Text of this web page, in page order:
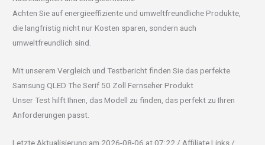
Achten Sie auf energieeffiziente und umweltfreundliche Produkte,
die langfristig nicht nur Kosten sparen, sondern auch
umweltfreundlich sind.
Mit unserem Vergleich und Testbericht finden Sie das perfekte
Samsung QLED The Serif 50 Zoll Fernseher Produkt
Unser Test hilft Ihnen, das Modell zu finden, das perfekt zu Ihren
Anforderungen passt.
Letzte Aktualisierung am 2026-08-06 at 07:22 / Affiliate Links /